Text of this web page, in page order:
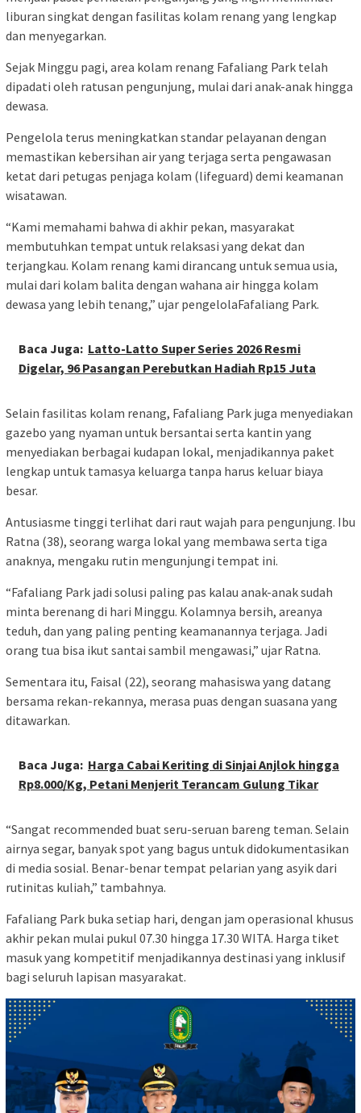
liburan singkat dengan fasilitas kolam renang yang lengkap
dan menyegarkan.
Sejak Minggu pagi, area kolam renang Fafaliang Park telah
dipadati oleh ratusan pengunjung, mulai dari anak-anak hingga
dewasa.
Pengelola terus meningkatkan standar pelayanan dengan
memastikan kebersihan air yang terjaga serta pengawasan
ketat dari petugas penjaga kolam (lifeguard) demi keamanan
wisatawan.
“Kami memahami bahwa di akhir pekan, masyarakat
membutuhkan tempat untuk relaksasi yang dekat dan
terjangkau. Kolam renang kami dirancang untuk semua usia,
mulai dari kolam balita dengan wahana air hingga kolam
dewasa yang lebih tenang,” ujar pengelolaFafaliang Park.
Baca Juga: Latto-Latto Super Series 2026 Resmi
Digelar, 96 Pasangan Perebutkan Hadiah Rp15 Juta
Selain fasilitas kolam renang, Fafaliang Park juga menyediakan
gazebo yang nyaman untuk bersantai serta kantin yang
menyediakan berbagai kudapan lokal, menjadikannya paket
lengkap untuk tamasya keluarga tanpa harus keluar biaya
besar.
Antusiasme tinggi terlihat dari raut wajah para pengunjung. Ibu
Ratna (38), seorang warga lokal yang membawa serta tiga
anaknya, mengaku rutin mengunjungi tempat ini.
“Fafaliang Park jadi solusi paling pas kalau anak-anak sudah
minta berenang di hari Minggu. Kolamnya bersih, areanya
teduh, dan yang paling penting keamanannya terjaga. Jadi
orang tua bisa ikut santai sambil mengawasi,” ujar Ratna.
Sementara itu, Faisal (22), seorang mahasiswa yang datang
bersama rekan-rekannya, merasa puas dengan suasana yang
ditawarkan.
Baca Juga: Harga Cabai Keriting di Sinjai Anjlok hingga
Rp8.000/Kg, Petani Menjerit Terancam Gulung Tikar
“Sangat recommended buat seru-seruan bareng teman. Selain
airnya segar, banyak spot yang bagus untuk didokumentasikan
di media sosial. Benar-benar tempat pelarian yang asyik dari
rutinitas kuliah,” tambahnya.
Fafaliang Park buka setiap hari, dengan jam operasional khusus
akhir pekan mulai pukul 07.30 hingga 17.30 WITA. Harga tiket
masuk yang kompetitif menjadikannya destinasi yang inklusif
bagi seluruh lapisan masyarakat.